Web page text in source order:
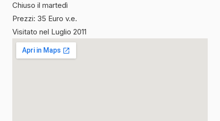
Chiuso il martedì
Prezzi: 35 Euro v.e.
Visitato nel Luglio 2011